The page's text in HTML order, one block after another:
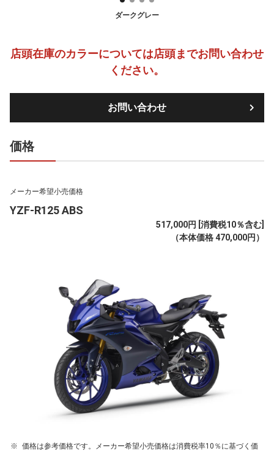
ダークグレー
店頭在庫のカラーについては店頭までお問い合わせ
ください。
お問い合わせ
価格
メーカー希望小売価格
YZF-R125 ABS
517,000円 [消費税10％含む]
（本体価格 470,000円）
価格は参考価格です。メーカー希望小売価格は消費税率10％に基づく価